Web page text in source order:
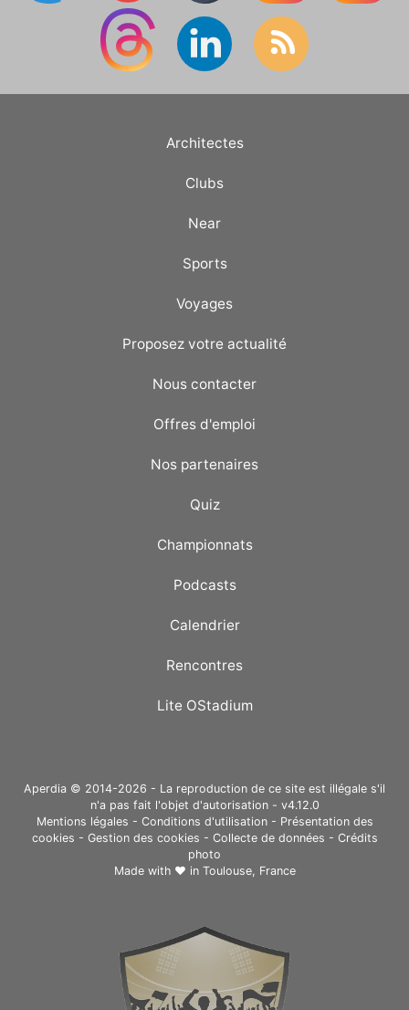
Architectes
Clubs
Near
Sports
Voyages
Proposez votre actualité
Nous contacter
Offres d'emploi
Nos partenaires
Quiz
Championnats
Podcasts
Calendrier
Rencontres
Lite OStadium
Aperdia © 2014-2026 - La reproduction de ce site est illégale s'il
n'a pas fait l'objet d'autorisation - v4.12.0
Mentions légales - Conditions d'utilisation- Présentation des
cookies - Gestion des cookies - Collecte de données - Crédits
photo
Made with ❤ in Toulouse, France